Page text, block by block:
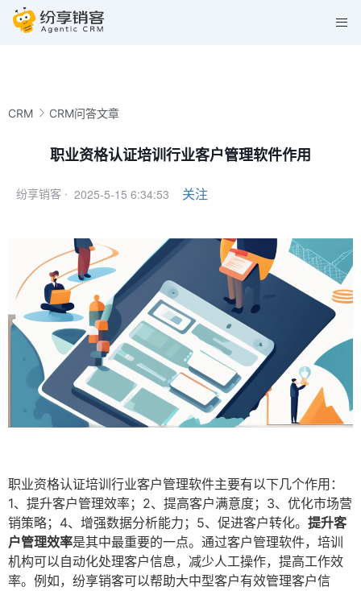
CRM CRM问答文章
职业资格认证培训行业客户管理软件作用
纷享销客 · 2025-5-15 6:34:53 关注
职业资格认证培训行业客户管理软件主要有以下几个作用：
1、提升客户管理效率；2、提高客户满意度；3、优化市场营
销策略；4、增强数据分析能力；5、促进客户转化。 提升客
户管理效率是其中最重要的一点。通过客户管理软件，培训
机构可以自动化处理客户信息，减少人工操作，提高工作效
率。例如，纷享销客可以帮助大中型客户有效管理客户信